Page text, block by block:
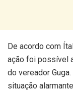
De acordo com
ação foi possível
do vereador
situação